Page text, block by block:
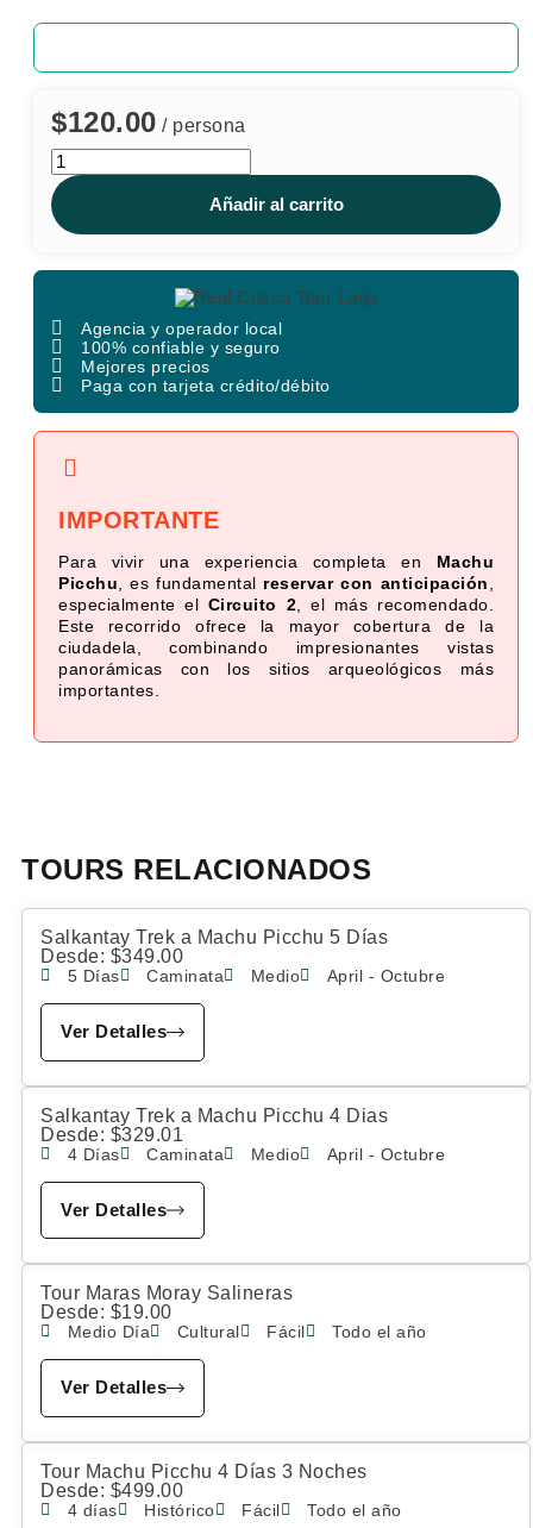
$120.00 / persona
Tour
Valle
Sagrado
Pisac
cantidad
Añadir al carrito
Agencia y operador local
100% confiable y seguro
Mejores precios
Paga con tarjeta crédito/débito
IMPORTANTE
Para vivir una experiencia completa en Machu
Picchu , es fundamental reservar con anticipación
especialmente el Circuito 2 , el más recomendado.
Este recorrido ofrece la mayor cobertura de la
ciudadela, combinando impresionantes vistas
panorámicas con los sitios arqueológicos más
importantes.
TOURS RELACIONADOS
Salkantay Trek a Machu Picchu 5 Días
Desde: $349.00
5 Días Caminata Medio April - Octubre
Ver Detalles
Salkantay Trek a Machu Picchu 4 Dias
Desde: $329.01
4 Días Caminata Medio April - Octubre
Ver Detalles
Tour Maras Moray Salineras
Desde: $19.00
Medio Día Cultural Fácil Todo el año
Ver Detalles
Tour Machu Picchu 4 Días 3 Noches
Desde: $499.00
4 días Histórico Fácil Todo el año